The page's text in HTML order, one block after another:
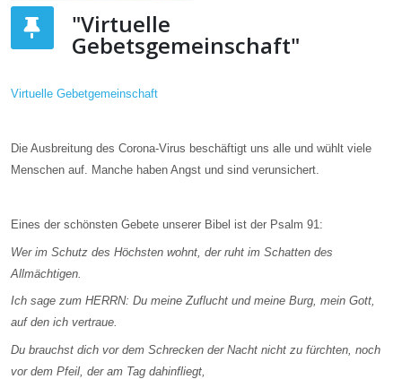
"Virtuelle
Gebetsgemeinschaft"
Virtuelle Gebetgemeinschaft
Die Ausbreitung des Corona-Virus beschäftigt uns alle und wühlt viele
Menschen auf. Manche haben Angst und sind verunsichert.
Eines der schönsten Gebete unserer Bibel ist der Psalm 91:
Wer im Schutz des Höchsten wohnt, der ruht im Schatten des
Allmächtigen.
Ich sage zum HERRN: Du meine Zuflucht und meine Burg, mein Gott,
auf den ich vertraue.
Du brauchst dich vor dem Schrecken der Nacht nicht zu fürchten, noch
vor dem Pfeil, der am Tag dahinfliegt,